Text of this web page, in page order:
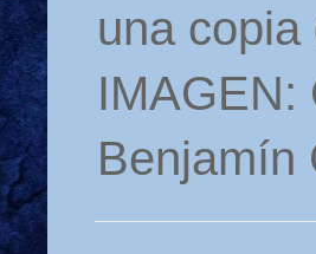
una
IMAGEN:
Benjamín